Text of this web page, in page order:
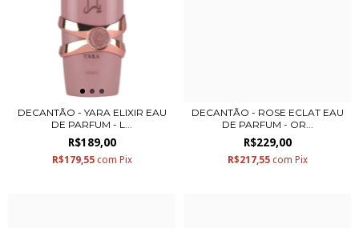
DECANTÃO - YARA ELIXIR EAU
DE PARFUM - L...
R$189,00
R$179,55 com Pix
DECANTÃO - ROSE ECLAT EAU
DE PARFUM - OR...
R$229,00
R$217,55 com Pix